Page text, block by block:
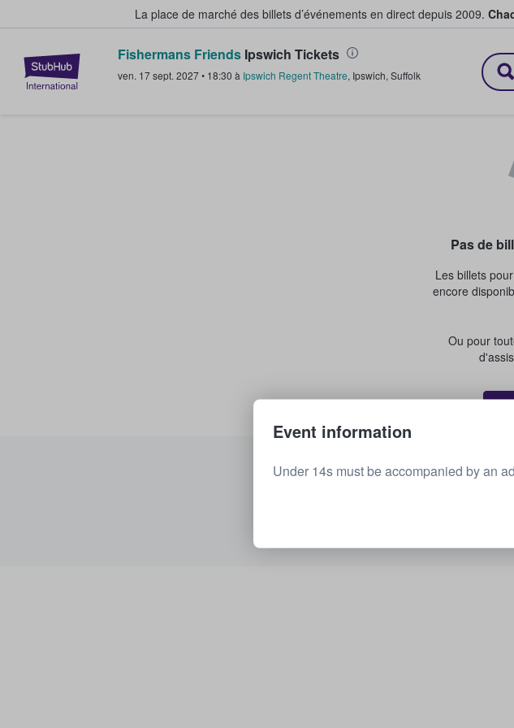
La place de marché des billets d’événements en direct depuis 2009.
StubHub - Où les fans achètent et vendent des
Fishermans Friends Ipswich Tickets
ven. 17 sept. 2027• 18:30 à Ipswich Regent Theatre, Ipswich, Suffolk
Pas de
Les billets
encore
Ou pour
Voir tous
Event information
Under 14s must be accompanied by an